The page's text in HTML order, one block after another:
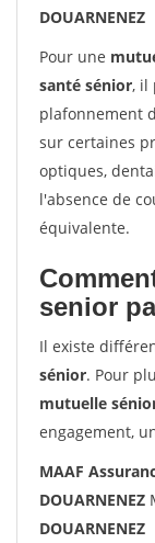
DOUARNENEZ
Pour une
santé sénior, il
plafonnement
sur certaines
optiques,
l'absence de
équivalente.
senior
Il existe
sénior. Pour
mutuelle
engagement,
MAAF
DOUARNENEZ
DOUARNENEZ